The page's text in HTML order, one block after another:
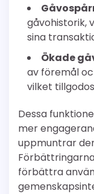
gåvohistorik,
sina
Ökade
av föremål
vilket
Dessa
mer
uppmuntrar
förbättra